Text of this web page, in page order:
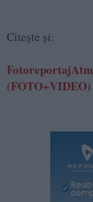
Citește și:
(FOTO+VIDEO)